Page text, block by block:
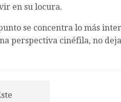
en su locura.
se concentra lo más
perspectiva cinéfila, no